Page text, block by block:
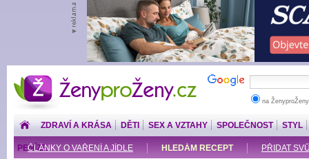
ŽenyproŽeny.cz
na
ZDRAVÍ A KRÁSA DĚTI SEX A VZTAHY SPOLEČNOST STYL
ČLÁNKY O VAŘENÍ A JÍDLE HLEDÁM RECEPT PŘIDAT
PENÍZE